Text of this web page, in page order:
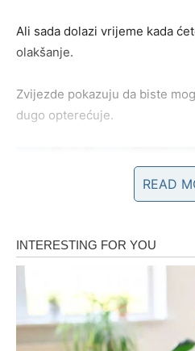
Ali sada dolazi vrijeme kada
olakšanje.
Zvijezde pokazuju da biste
dugo opterećuje.
READ